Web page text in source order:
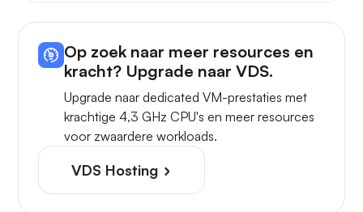
Op zoek naar meer resources en
kracht? Upgrade naar VDS.
Upgrade naar dedicated VM-prestaties met
krachtige 4,3 GHz CPU's en meer resources
voor zwaardere workloads.
VDS Hosting